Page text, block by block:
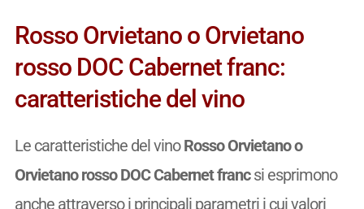
Rosso Orvietano o Orvietano
rosso DOC Cabernet franc:
caratteristiche del vino
Le caratteristiche del vinoRosso Orvietano o
Orvietano rosso DOC Cabernet francsi esprimono
anche attraverso i principali parametri i cui valori